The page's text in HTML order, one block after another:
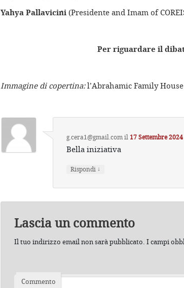
Yahya Pallavicini (Presidente and Imam of
Per riguardare il
Immagine di copertina:l’Abrahamic Family
g.cera1@gmail.comil17 Settembre
Bella iniziativa
Rispondi ↓
Lascia un commento
Il tuo indirizzo email non sarà pubblicato. I campi
Commento